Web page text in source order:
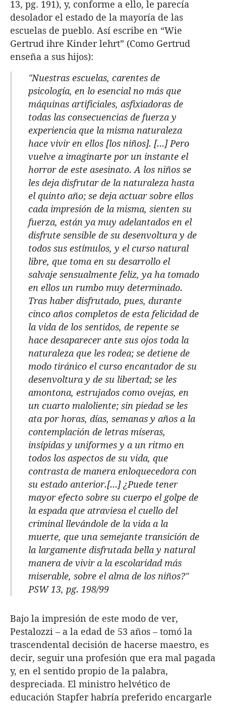
13, pg. 191), y, conforme a ello, le parecía
desolador el estado de la mayoría de las
escuelas de pueblo. Así escribe en “Wie
Gertrud ihre Kinder lehrt” (Como Gertrud
enseña a sus hijos):
"Nuestras escuelas, carentes de
psicología, en lo esencial no más que
máquinas artificiales, asfixiadoras de
todas las consecuencias de fuerza y
experiencia que la misma naturaleza
hace vivir en ellos [los niños]. [...] Pero
vuelve a imaginarte por un instante el
horror de este asesinato. A los niños se
les deja disfrutar de la naturaleza hasta
el quinto año; se deja actuar sobre ellos
cada impresión de la misma, sienten su
fuerza, están ya muy adelantados en el
disfrute sensible de su desenvoltura y de
todos sus estímulos, y el curso natural
libre, que toma en su desarrollo el
salvaje sensualmente feliz, ya ha tomado
en ellos un rumbo muy determinado.
Tras haber disfrutado, pues, durante
cinco años completos de esta felicidad de
la vida de los sentidos, de repente se
hace desaparecer ante sus ojos toda la
naturaleza que les rodea; se detiene de
modo tiránico el curso encantador de su
desenvoltura y de su libertad; se les
amontona, estrujados como ovejas, en
un cuarto maloliente; sin piedad se les
ata por horas, días, semanas y años a la
contemplación de letras míseras,
insípidas y uniformes y a un ritmo en
todos los aspectos de su vida, que
contrasta de manera enloquecedora con
su estado anterior.[...] ¿Puede tener
mayor efecto sobre su cuerpo el golpe de
la espada que atraviesa el cuello del
criminal llevándole de la vida a la
muerte, que una semejante transición de
la largamente disfrutada bella y natural
manera de vivir a la escolaridad más
miserable, sobre el alma de los niños?"
PSW 13, pg. 198/99
Bajo la impresión de este modo de ver,
Pestalozzi – a la edad de 53 años – tomó la
trascendental decisión de hacerse maestro, es
decir, seguir una profesión que era mal pagada
y, en el sentido propio de la palabra,
despreciada. El ministro helvético de
educación Stapfer habría preferido encargarle